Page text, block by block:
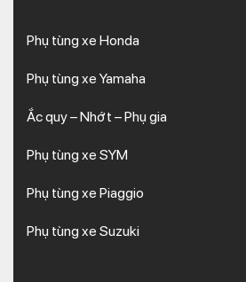
Phụ tùng xe Honda
Phụ tùng xe Yamaha
Ắc quy – Nhớt – Phụ gia
Phụ tùng xe SYM
Phụ tùng xe Piaggio
Phụ tùng xe Suzuki